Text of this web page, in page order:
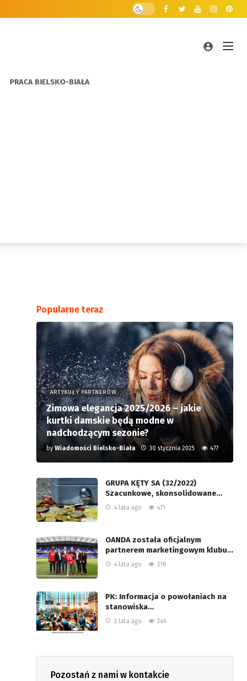
PRACA BIELSKO-BIAŁA
Popularne teraz
ARTYKUŁY PARTNERÓW
Zimowa elegancja 2025/2026 – jakie
kurtki damskie będą modne w
nadchodzącym sezonie?
byWiadomości Bielsko-Biała 30 stycznia 2025 477
GRUPA KĘTY SA (32/2022)
Szacunkowe, skonsolidowane…
4 lata ago 471
OANDA została oficjalnym
partnerem marketingowym klubu…
4 lata ago 318
PK: Informacja o powołaniach na
stanowiska…
2 lata ago 246
Pozostań z nami w kontakcie